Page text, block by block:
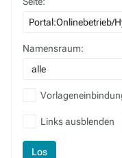
Namensraum:
alle
Links ausblenden
Los